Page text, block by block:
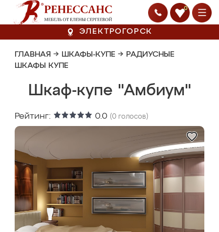
0
ЭЛЕКТРОГОРСК
ГЛАВНАЯ → ШКАФЫ-КУПЕ → РАДИУСНЫЕ
ШКАФЫ КУПЕ
Шкаф-купе "Амбиум"
Рейтинг: 0.0 (0 голосов)